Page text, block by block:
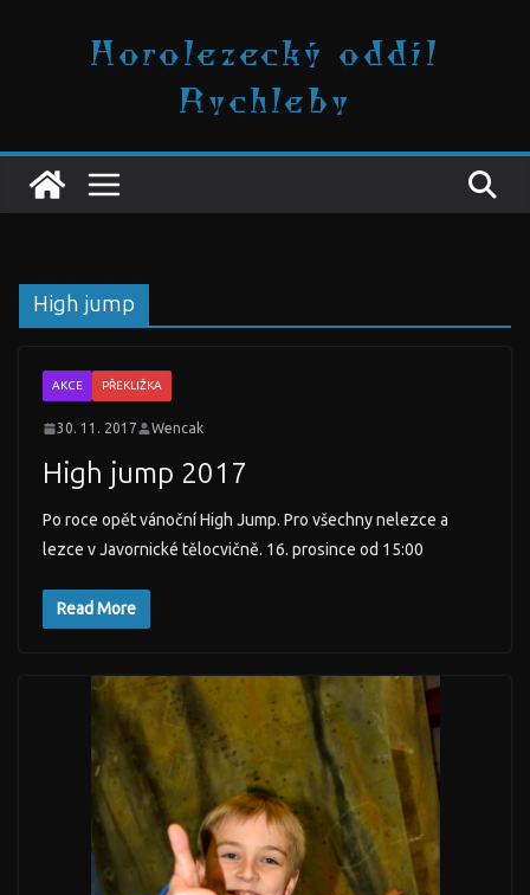
Horolezecký oddíl
Rychleby
High jump
AKCE PŘEKLIŽKA
30. 11. 2017 Wencak
High jump 2017
Po roce opět vánoční High Jump. Pro všechny nelezce a
lezce v Javornické tělocvičně. 16. prosince od 15:00
Read More